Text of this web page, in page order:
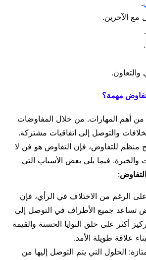
.
مع الآخرين.
والتعاون.
مهمة؟
من أهم المهارات. من خلال المفاوضات
الخلافات والتوصل إلى اتفاقيات مشتركة.
نهج منظم للتفاوض، فإن التفاوض هو فن لا
والخبرة. فيما يلي بعض الأسباب التي
:
على الرغم من الاختلاف في الرأي، فإن
تساعد جميع الأطراف في التوصل إلى
أكثر على خلق النوايا الحسنة والقيمة
علاقة طويلة الأمد.
الحلول التي يتم التوصل إليها من